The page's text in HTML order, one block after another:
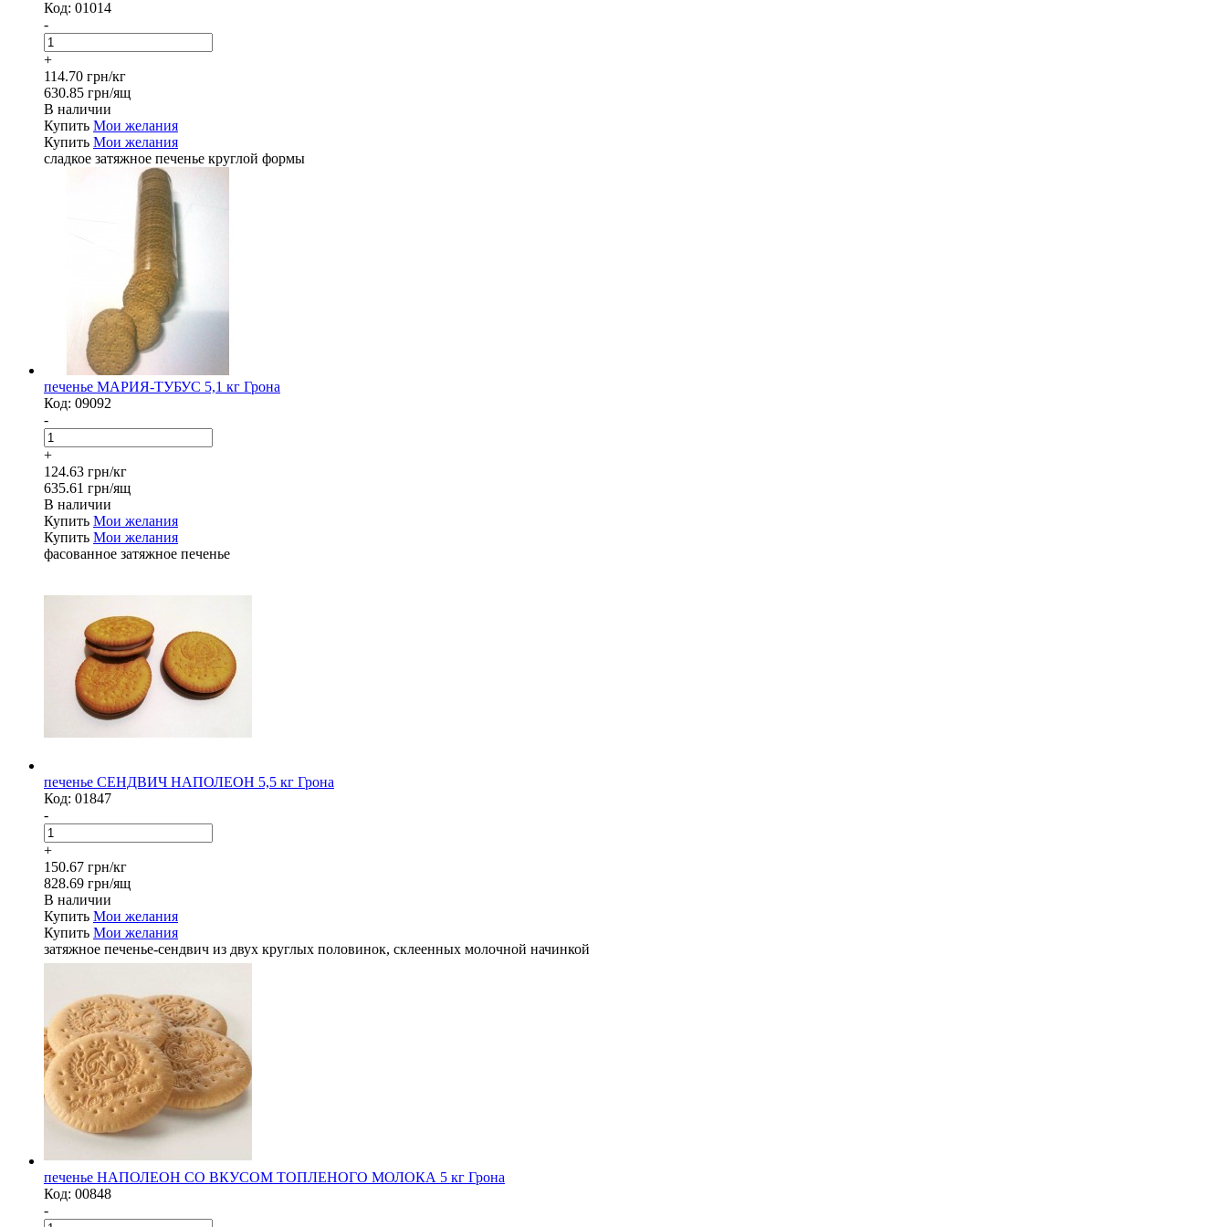
Код: 01014
-
+
114.70 грн/кг
630.85 грн/ящ
В наличии
Купить Мои желания
Купить Мои желания
сладкое затяжное печенье круглой формы
печенье МАРИЯ-ТУБУС 5,1 кг Грона
Код: 09092
-
+
124.63 грн/кг
635.61 грн/ящ
В наличии
Купить Мои желания
Купить Мои желания
фасованное затяжное печенье
печенье СЕНДВИЧ НАПОЛЕОН 5,5 кг Грона
Код: 01847
-
+
150.67 грн/кг
828.69 грн/ящ
В наличии
Купить Мои желания
Купить Мои желания
затяжное печенье-сендвич из двух круглых половинок, склеенных молочной начинкой
печенье НАПОЛЕОН СО ВКУСОМ ТОПЛЕНОГО МОЛОКА 5 кг Грона
Код: 00848
-